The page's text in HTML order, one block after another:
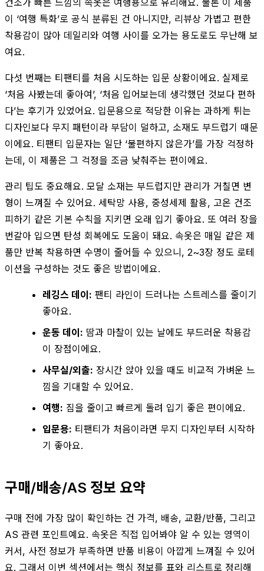
이 ‘여행 특화’로 공식 분류된 건 아니지만, 리뷰상 가볍고 편한
착용감이 많아 데일리와 여행 사이를 오가는 용도로도 무난해 보
여요.
다섯 번째는 티팬티를 처음 시도하는 입문 상황이에요. 실제로
‘처음 사봤는데 좋아여’, ‘처음 입어보는데 생각했던 것보다 편하
다’는 후기가 있었어요. 입문용으로 적당한 이유는 과하게 튀는
디자인보다 무지 패턴이라 부담이 덜하고, 소재도 부드럽기 때문
이에요. 티팬티 입문자는 일단 ‘불편하지 않은가’를 가장 걱정하
는데, 이 제품은 그 걱정을 조금 낮춰주는 편이에요.
관리 팁도 중요해요. 모달 소재는 부드럽지만 관리가 거칠면 변
형이 느껴질 수 있어요. 세탁망 사용, 중성세제 활용, 고온 건조
피하기 같은 기본 수칙을 지키면 오래 입기 좋아요. 또 여러 장을
번갈아 입으면 탄성 회복에도 도움이 돼요. 속옷은 매일 같은 제
품만 반복 착용하면 수명이 줄어들 수 있으니, 2~3장 정도 로테
이션을 구성하는 것도 좋은 방법이에요.
레깅스 데이: 팬티 라인이 드러나는 스트레스를 줄이기
좋아요.
운동 데이: 땀과 마찰이 있는 날에도 부드러운 착용감
이 장점이에요.
사무실/외출: 장시간 앉아 있을 때도 비교적 가벼운 느
낌을 기대할 수 있어요.
여행: 짐을 줄이고 빠르게 돌려 입기 좋은 편이에요.
입문용: 티팬티가 처음이라면 무지 디자인부터 시작하
기 좋아요.
구매/배송/AS 정보 요약
구매 전에 가장 많이 확인하는 건 가격, 배송, 교환/반품, 그리고
AS 관련 포인트예요. 속옷은 직접 입어봐야 알 수 있는 영역이
커서, 사전 정보가 부족하면 반품 비용이 아깝게 느껴질 수 있어
요. 그래서 이번 섹션에서는 핵심 정보를 표와 리스트로 정리해